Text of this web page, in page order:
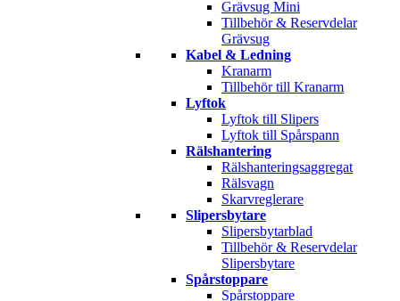
Grävsug Mini
Tillbehör & Reservdelar
Grävsug
Kabel & Ledning
Kranarm
Tillbehör till Kranarm
Lyftok
Lyftok till Slipers
Lyftok till Spårspann
Rälshantering
Rälshanteringsaggregat
Rälsvagn
Skarvreglerare
Slipersbytare
Slipersbytarblad
Tillbehör & Reservdelar
Slipersbytare
Spårstoppare
Spårstoppare